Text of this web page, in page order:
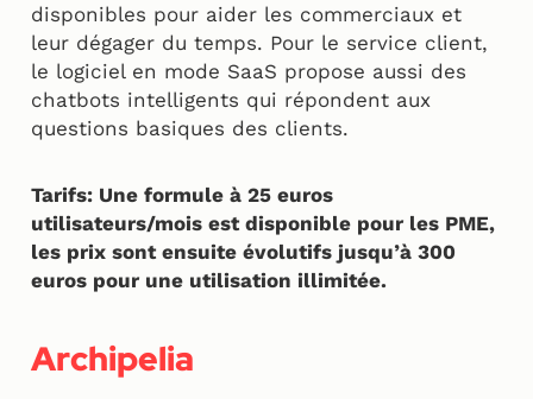
disponibles pour aider les commerciaux et
leur dégager du temps. Pour le service client,
le logiciel en mode SaaS propose aussi des
chatbots intelligents qui répondent aux
questions basiques des clients.
Tarifs: Une formule à 25 euros
utilisateurs/mois est disponible pour les PME,
les prix sont ensuite évolutifs jusqu’à 300
euros pour une utilisation illimitée.
Archipelia